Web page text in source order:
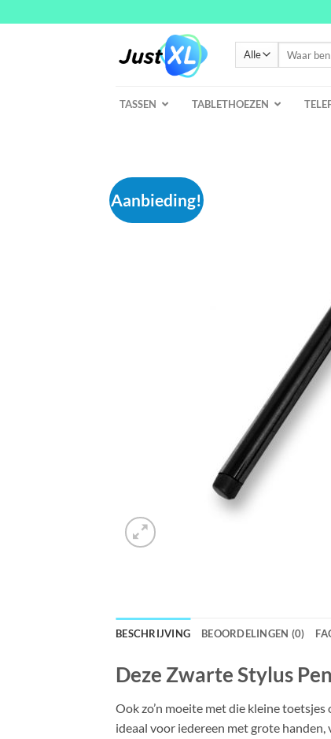
naar
TASSEN TABLETHOEZEN
Aanbieding!
BESCHRIJVING BEOORDELINGEN (0)
Deze Zwarte Stylus
Ook zo’n moeite met die kleine
ideaal voor iedereen met grote